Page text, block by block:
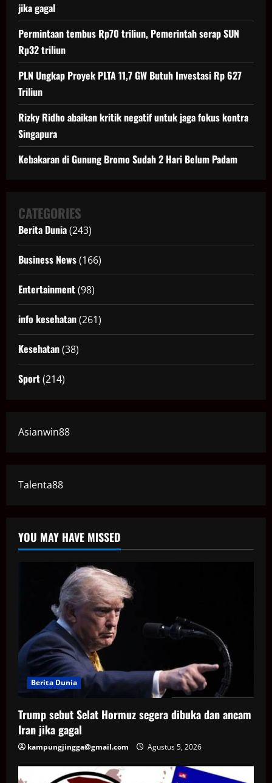
jika gagal
Permintaan tembus Rp70 triliun, Pemerintah serap SUN
Rp32 triliun
PLN Ungkap Proyek PLTA 11,7 GW Butuh Investasi Rp 627
Triliun
Rizky Ridho abaikan kritik negatif untuk jaga fokus kontra
Singapura
Kebakaran di Gunung Bromo Sudah 2 Hari Belum Padam
CATEGORIES
Berita Dunia(243)
Business News(166)
Entertainment(98)
info kesehatan(261)
Kesehatan(38)
Sport(214)
Asianwin88
Talenta88
YOU MAY HAVE MISSED
Berita Dunia
Trump sebut Selat Hormuz segera dibuka dan ancam
Iran jika gagal
kampungjingga@gmail.com Agustus 5, 2026